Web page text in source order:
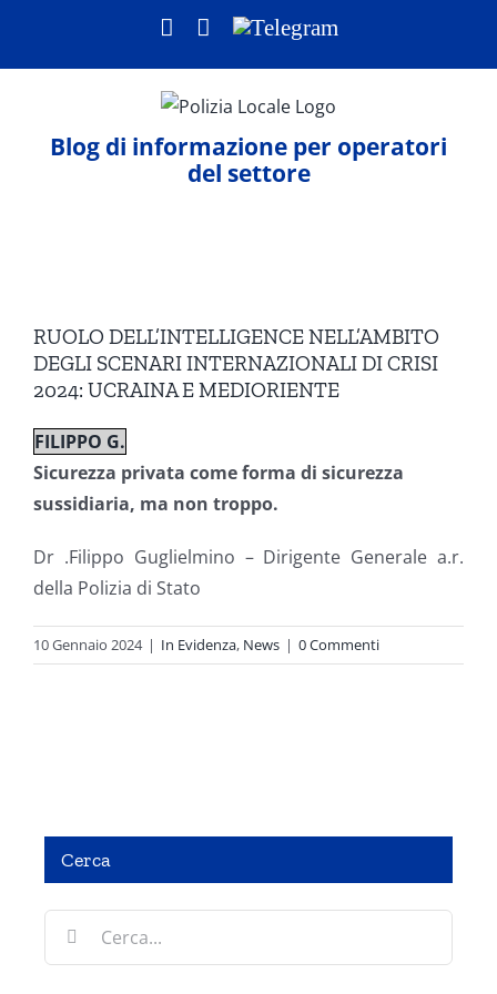
contenuto
Facebook
LinkedIn
Telegram
Blog di informazione per operatori
del settore
immagine
RUOLO DELL’INTELLIGENCE NELL’AMBITO
DEGLI SCENARI INTERNAZIONALI DI CRISI
2024: UCRAINA E MEDIORIENTE
FILIPPO G.
Sicurezza privata come forma di sicurezza
sussidiaria, ma non troppo.
Dr .Filippo Guglielmino – Dirigente Generale a.r.
della Polizia di Stato
10 Gennaio 2024 | In Evidenza, News | 0 Commenti
Cerca
CercaDINAMICA ED OPERATIVA DELL’OPERATORE DI